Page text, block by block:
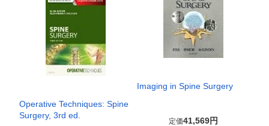
Operative Techniques: Spine
Surgery, 3rd ed.
Imaging in Spine Surgery
定価41,569円